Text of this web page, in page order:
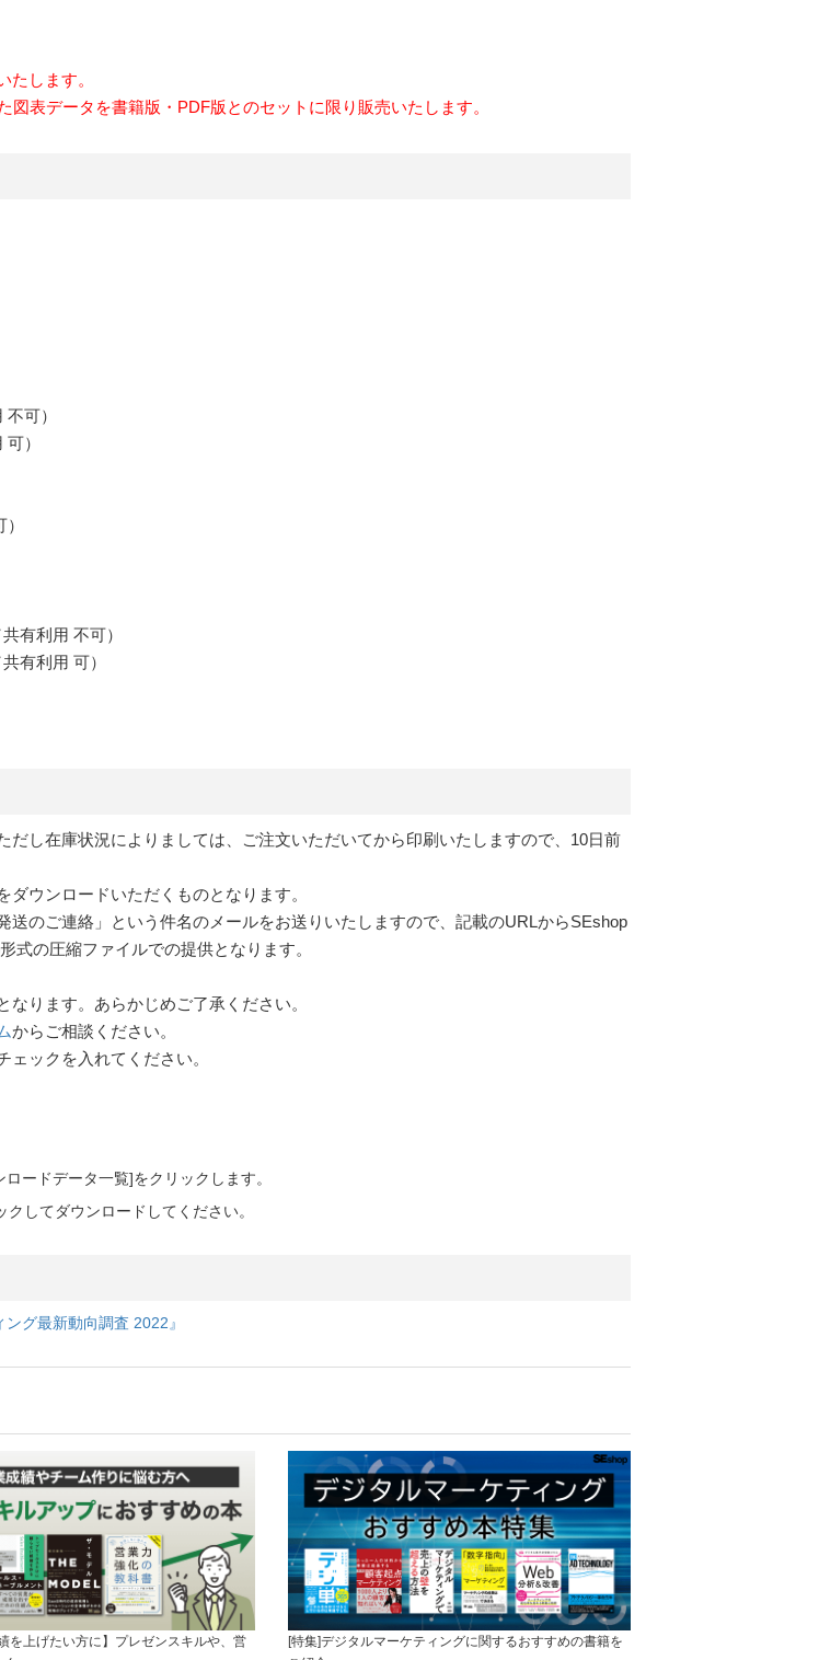
たします。
表データを書籍版・PDF版とのセットに限り販売いたします。
可）
）
有利用 不可）
有利用 可）
し在庫状況によりましては、ご注文いただいてから印刷いたしますので、10日前
ウンロードいただくものとなります。
のご連絡」という件名のメールをお送りいたしますので、記載のURLからSEshop
式の圧縮ファイルでの提供となります。
ります。あらかじめご了承ください。
からご相談ください。
ックを入れてください。
ードデータ一覧]をクリックします。
してダウンロードしてください。
グ最新動向調査 2022』
を上げたい方に】プレゼンスキルや、営
[特集]デジタルマーケティングに関するおすすめの書籍を